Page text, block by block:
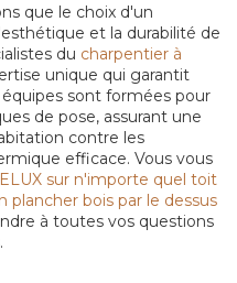
que le choix d'un
et la durabilité de
du charpentier à
unique qui garantit
sont formées pour
de pose, assurant une
contre les
efficace. Vous vous
sur n'importe quel toit
plancher bois par le dessus
à toutes vos questions